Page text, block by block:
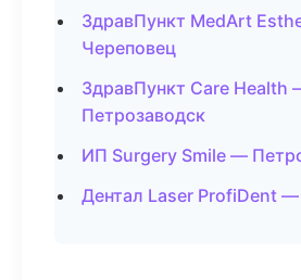
ЗдравПункт MedArt
Череповец
ЗдравПункт Care Health
Петрозаводск
ИП Surgery Smile —
Дентал Laser ProfiDent